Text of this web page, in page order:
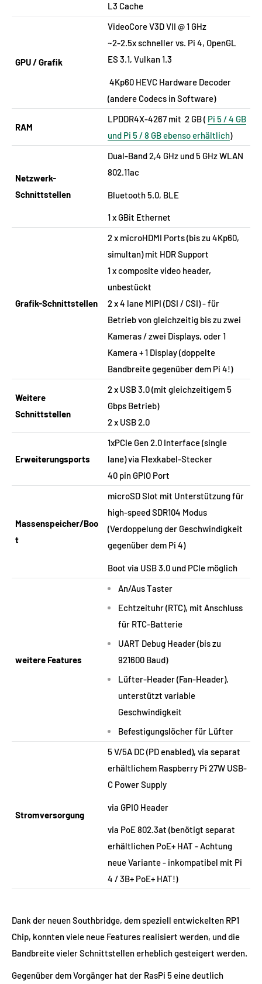
L3 Cache
GPU / Grafik
VideoCore V3D VII @ 1 GHz
~2-2.5x schneller vs. Pi 4, OpenGL
ES 3.1, Vulkan 1.3
4Kp60 HEVC Hardware Decoder
(andere Codecs in Software)
RAM
LPDDR4X-4267 mit 2 GB ( Pi 5 / 4 GB
und Pi 5 / 8 GB ebenso erhältlich)
Netzwerk-
Schnittstellen
Dual-Band 2,4 GHz und 5 GHz WLAN
802.11ac
Bluetooth 5.0, BLE
1 x GBit Ethernet
Grafik-Schnittstellen
2 x microHDMI Ports (bis zu 4Kp60,
simultan) mit HDR Support
1 x composite video header,
unbestückt
2 x 4 lane MIPI (DSI / CSI) - für
Betrieb von gleichzeitig bis zu zwei
Kameras / zwei Displays, oder 1
Kamera + 1 Display (doppelte
Bandbreite gegenüber dem Pi 4!)
Weitere
Schnittstellen
2 x USB 3.0 (mit gleichzeitigem 5
Gbps Betrieb)
2 x USB 2.0
Erweiterungsports
1xPCIe Gen 2.0 Interface (single
lane) via Flexkabel-Stecker
40 pin GPIO Port
Massenspeicher/Boo
t
microSD Slot mit Unterstützung für
high-speed SDR104 Modus
(Verdoppelung der Geschwindigkeit
gegenüber dem Pi 4)
Boot via USB 3.0 und PCIe möglich
weitere Features
An/Aus Taster
Echtzeituhr (RTC), mit Anschluss
für RTC-Batterie
UART Debug Header (bis zu
921600 Baud)
Lüfter-Header (Fan-Header),
unterstützt variable
Geschwindigkeit
Befestigungslöcher für Lüfter
Stromversorgung
5 V/5A DC (PD enabled), via separat
erhältlichem Raspberry Pi 27W USB-
C Power Supply
via GPIO Header
via PoE 802.3at (benötigt separat
erhältlichen PoE+ HAT - Achtung
neue Variante - inkompatibel mit Pi
4 / 3B+ PoE+ HAT!)
Dank der neuen Southbridge, dem speziell entwickelten RP1
Chip, konnten viele neue Features realisiert werden, und die
Bandbreite vieler Schnittstellen erheblich gesteigert werden.
Gegenüber dem Vorgänger hat der RasPi 5 eine deutlich